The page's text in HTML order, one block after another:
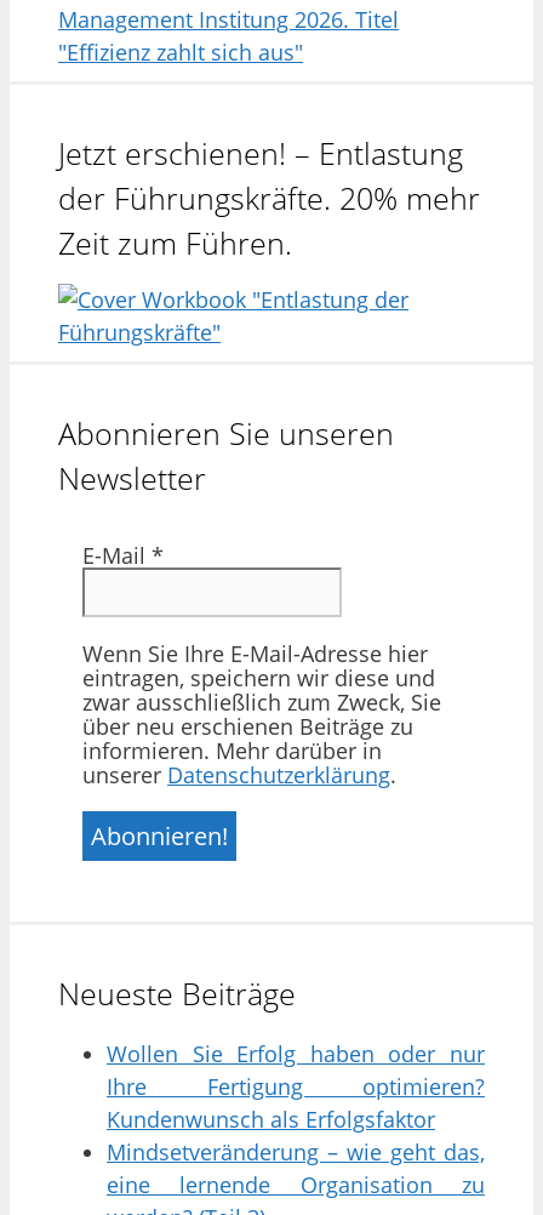
Jetzt erschienen! – Entlastung
der Führungskräfte. 20% mehr
Zeit zum Führen.
Abonnieren Sie unseren
Newsletter
E-Mail *
Wenn Sie Ihre E-Mail-Adresse hier
eintragen, speichern wir diese und
zwar ausschließlich zum Zweck, Sie
über neu erschienen Beiträge zu
informieren. Mehr darüber in
unserer Datenschutzerklärung.
Neueste Beiträge
Wollen Sie Erfolg haben oder nur
Ihre Fertigung optimieren?
Kundenwunsch als Erfolgsfaktor
Mindsetveränderung – wie geht das,
eine lernende Organisation zu